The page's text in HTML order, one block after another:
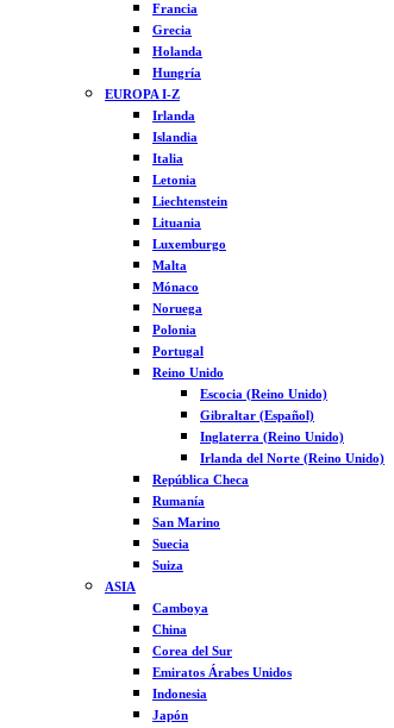
Francia
Grecia
Holanda
Hungría
EUROPA I-Z
Irlanda
Islandia
Italia
Letonia
Liechtenstein
Lituania
Luxemburgo
Malta
Mónaco
Noruega
Polonia
Portugal
Reino Unido
Escocia (Reino Unido)
Gibraltar (Español)
Inglaterra (Reino Unido)
Irlanda del Norte (Reino Unido)
República Checa
Rumanía
San Marino
Suecia
Suiza
ASIA
Camboya
China
Corea del Sur
Emiratos Árabes Unidos
Indonesia
Japón